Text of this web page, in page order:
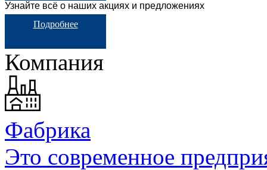
Узнайте всё о наших акциях и предложениях
Подробнее
Компания
Фабрика
Это cовременное